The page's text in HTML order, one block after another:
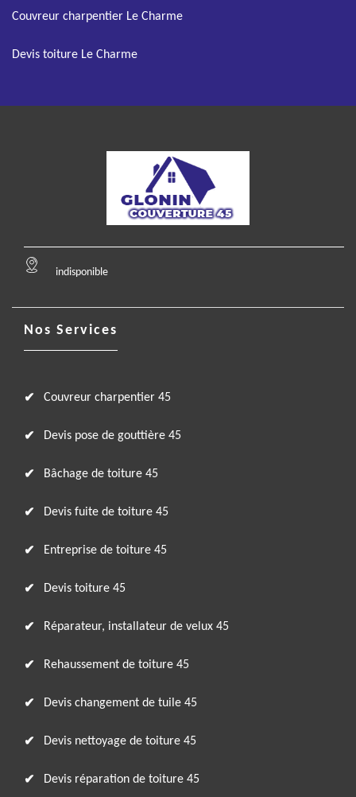
Couvreur charpentier Le Charme
Devis toiture Le Charme
indisponible
Nos Services
Couvreur charpentier 45
Devis pose de gouttière 45
Bâchage de toiture 45
Devis fuite de toiture 45
Entreprise de toiture 45
Devis toiture 45
Réparateur, installateur de velux 45
Rehaussement de toiture 45
Devis changement de tuile 45
Devis nettoyage de toiture 45
Devis réparation de toiture 45